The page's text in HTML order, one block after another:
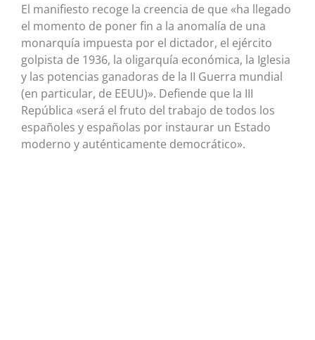
El manifiesto recoge la creencia de que «ha llegado
el momento de poner fin a la anomalía de una
monarquía impuesta por el dictador, el ejército
golpista de 1936, la oligarquía económica, la Iglesia
y las potencias ganadoras de la II Guerra mundial
(en particular, de EEUU)». Defiende que la III
República «será el fruto del trabajo de todos los
españoles y españolas por instaurar un Estado
moderno y auténticamente democrático».